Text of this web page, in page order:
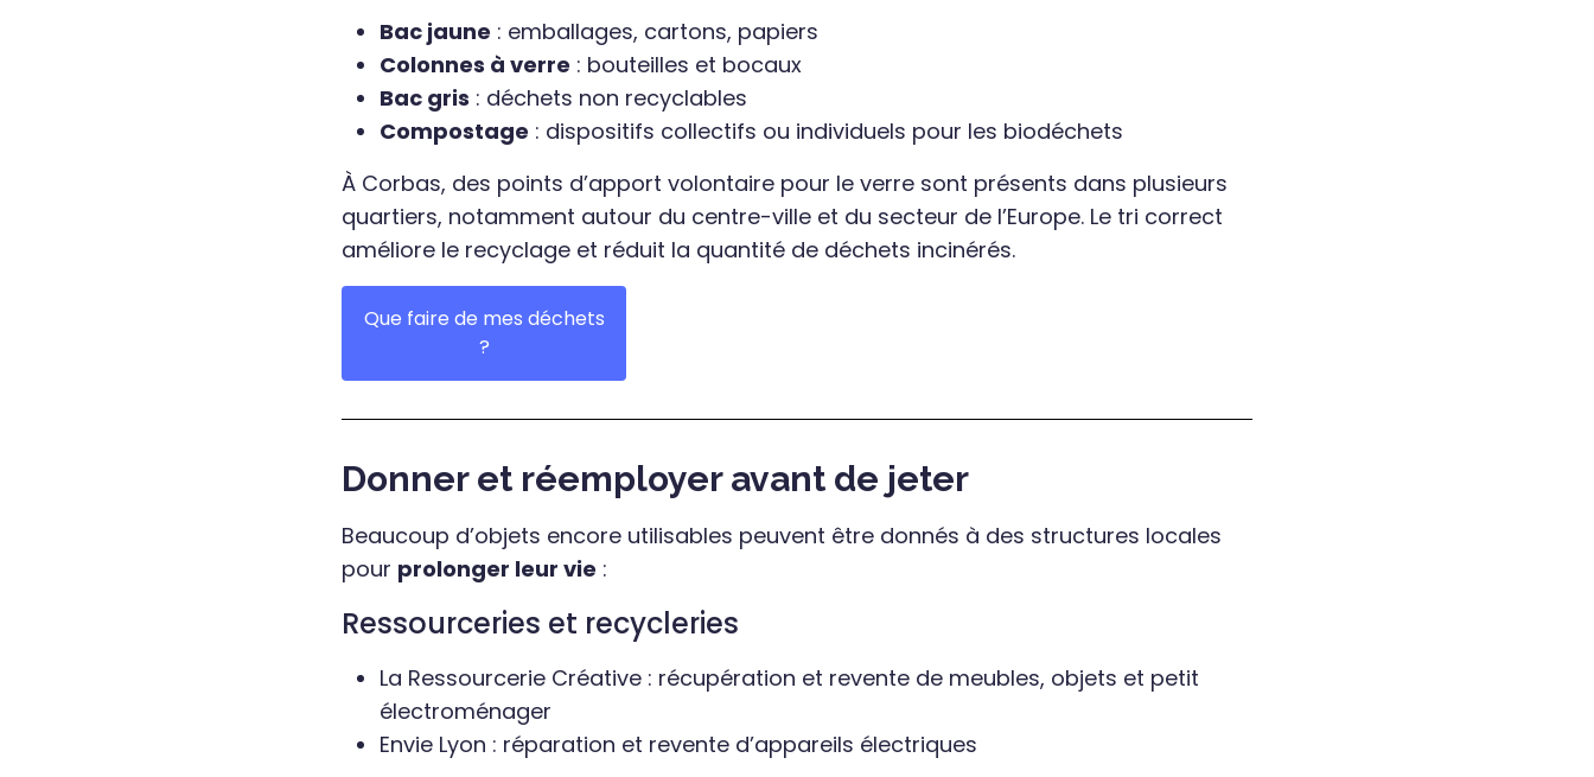
Bac jaune : emballages, cartons, papiers
Colonnes à verre : bouteilles et bocaux
Bac gris : déchets non recyclables
Compostage : dispositifs collectifs ou individuels pour les biodéchets
À Corbas, des points d’apport volontaire pour le verre sont présents dans plusieurs
quartiers, notamment autour du centre-ville et du secteur de l’Europe. Le tri correct
améliore le recyclage et réduit la quantité de déchets incinérés.
Que faire de mes déchets
?
Donner et réemployer avant de jeter
Beaucoup d’objets encore utilisables peuvent être donnés à des structures locales
pour prolonger leur vie :
Ressourceries et recycleries
La Ressourcerie Créative : récupération et revente de meubles, objets et petit
électroménager
Envie Lyon : réparation et revente d’appareils électriques